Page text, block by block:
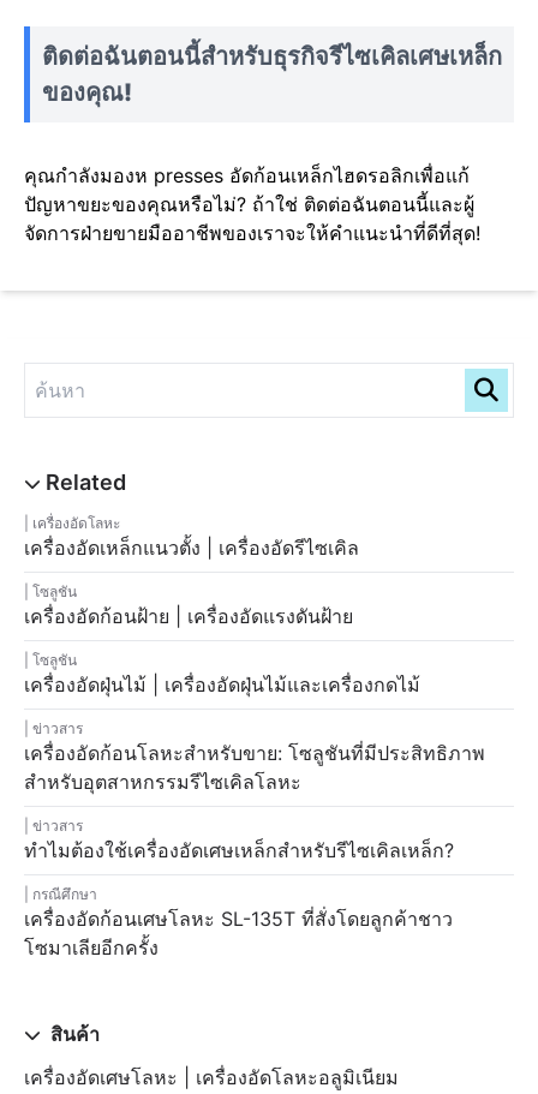
เครื่องอัดโลหะ
เครื่องอัดเหล็กแนวตั้ง | เครื่องอัดรีไซเคิล
โซลูชัน
เครื่องอัดก้อนฝ้าย | เครื่องอัดแรงดันฝ้าย
โซลูชัน
เครื่องอัดฝุ่นไม้ | เครื่องอัดฝุ่นไม้และเครื่องกดไม้
ข่าวสาร
เครื่องอัดก้อนโลหะสำหรับขาย: โซลูชันที่มีประสิทธิภาพ
สำหรับอุตสาหกรรมรีไซเคิลโลหะ
ข่าวสาร
ทำไมต้องใช้เครื่องอัดเศษเหล็กสำหรับรีไซเคิลเหล็ก?
กรณีศึกษา
เครื่องอัดก้อนเศษโลหะ SL-135T ที่สั่งโดยลูกค้าชาว
โซมาเลียอีกครั้ง
สินค้า
เครื่องอัดเศษโลหะ | เครื่องอัดโลหะอลูมิเนียม
ติดต่อฉันตอนนี้สำหรับธุรกิจรีไซเคิลเศษเหล็ก
ของคุณ!
คุณกำลังมองห presses อัดก้อนเหล็กไฮดรอลิกเพื่อแก้
ปัญหาขยะของคุณหรือไม่? ถ้าใช่ ติดต่อฉันตอนนี้และผู้
จัดการฝ่ายขายมืออาชีพของเราจะให้คำแนะนำที่ดีที่สุด!